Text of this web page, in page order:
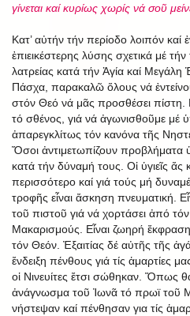
γίνεται καί κυρίως χωρίς νά σοῦ
Κατ’ αὐτήν τήν περίοδο λοιπόν καί
ἐπιεικέστερης λύσης σχετικά μέ τήν
λατρείας κατά τήν Ἁγία καί
Πάσχα, παρακαλῶ ὅλους νά
στόν Θεό νά μᾶς προσθέσει πίστη.
τό σθένος, γιά νά ἀγωνισθοῦμε μέ
ἀπαρεγκλίτως τόν κανόνα τῆς
Ὅσοι ἀντιμετωπίζουν προβλήματα
κατά τήν δύναμή τους. Οἱ ὑγιεῖς ἄς
περισσότερο καί γιά τούς μή
τροφῆς εἶναι ἄσκηση πνευματική.
τοῦ πιστοῦ γιά νά χορτάσει ἀπό
Μακαρισμούς. Εἶναι ζωηρή
τόν Θεόν. Ἐξαιτίας δέ αὐτῆς τῆς
ἔνδειξη πένθους γιά τίς ἁμαρτίες
οἱ Νινευίτες ἔτσι σώθηκαν. Ὅπως
ἀνάγνωσμα τοῦ Ἰωνᾶ τό πρωϊ τοῦ
νήστεψαν καί πένθησαν για τίς